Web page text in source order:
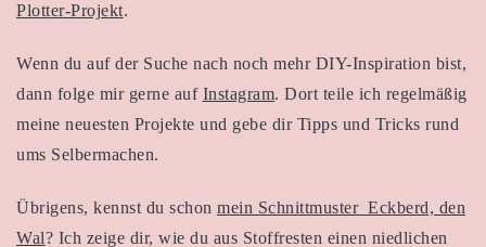
Plotter-Projekt.
Wenn du auf der Suche nach noch mehr DIY-Inspiration bist,
dann folge mir gerne auf Instagram. Dort teile ich regelmäßig
meine neuesten Projekte und gebe dir Tipps und Tricks rund
ums Selbermachen.
Übrigens, kennst du schon mein Schnittmuster Eckberd, den
Wal? Ich zeige dir, wie du aus Stoffresten einen niedlichen